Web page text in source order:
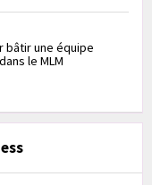
bâtir une équipe
le MLM